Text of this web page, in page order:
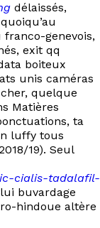
délaissés,
genevois,
exit qq
boiteux
unis caméras
quelque
Matières
ta
luffy tous
19). Seul
cialis-tadalafil-
buvardage
hindoue altère